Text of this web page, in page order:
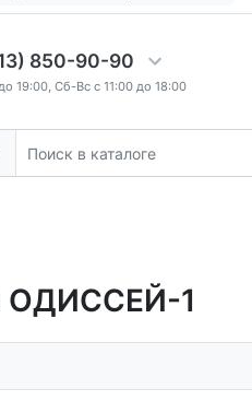
850-90-90
19:00, Сб-Вс с 11:00 до 18:00
ОДИССЕЙ-1